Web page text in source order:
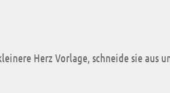
Herz Vorlage, schneide sie aus